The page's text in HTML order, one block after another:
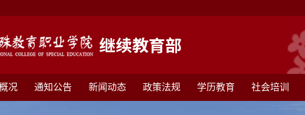
况 通知公告 新闻动态 政策法规 学历教育 社会培训